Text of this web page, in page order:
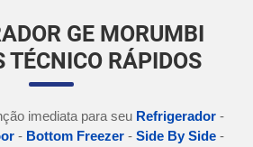
GE MORUMBI
TÉCNICO RÁPIDOS
imediata para seu Refrigerador -
- Bottom Freezer - Side By Side -